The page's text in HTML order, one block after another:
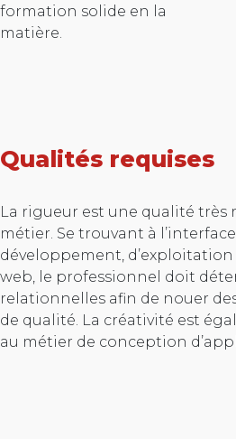
formation solide en la
matière.
Qualités requises
La rigueur est une qualité très
métier. Se trouvant à
développement,
web, le professionnel doit
relationnelles afin de nouer
de qualité. La créativité est
au métier de conception